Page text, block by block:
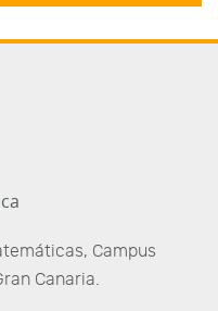
Campus
Canaria.